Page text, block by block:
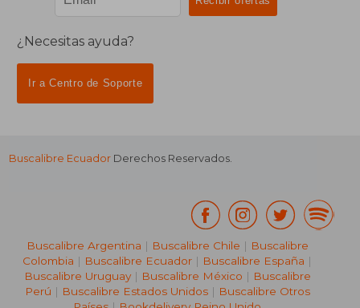
¿Necesitas ayuda?
Ir a Centro de Soporte
Buscalibre Ecuador Derechos Reservados.
Buscalibre Argentina | Buscalibre Chile | Buscalibre
Colombia | Buscalibre Ecuador | Buscalibre España |
Buscalibre Uruguay| Buscalibre México | Buscalibre
Perú | Buscalibre Estados Unidos| Buscalibre Otros